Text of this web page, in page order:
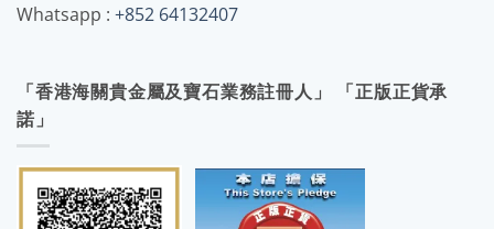
Whatsapp : +852 64132407
「香港海關貴金屬及寶石業務註冊人」 「正版正貨承
諾」